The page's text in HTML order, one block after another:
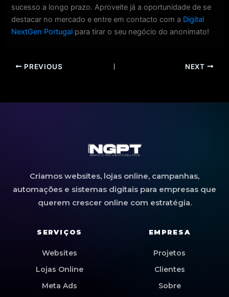
sucesso a longo prazo. Aproveite já a oportunidade de se
destacar no mercado e entre em contacto com a Digital
NextGen Portugal para tirar o seu negócio do anonimato!
PREVIOUS NEXT
Criamos websites, lojas online, campanhas,
automações e sistemas digitais para empresas que
querem crescer online com estratégia.
SERVIÇOS
Websites
Lojas Online
Meta Ads
EMPRESA
Projetos
Clientes
Sobre